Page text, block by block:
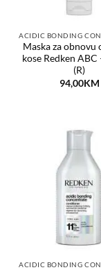
ACIDIC BONDING
Maska za obnovu
kose Redken ABC
(R)
94,00KM
ACIDIC BONDING